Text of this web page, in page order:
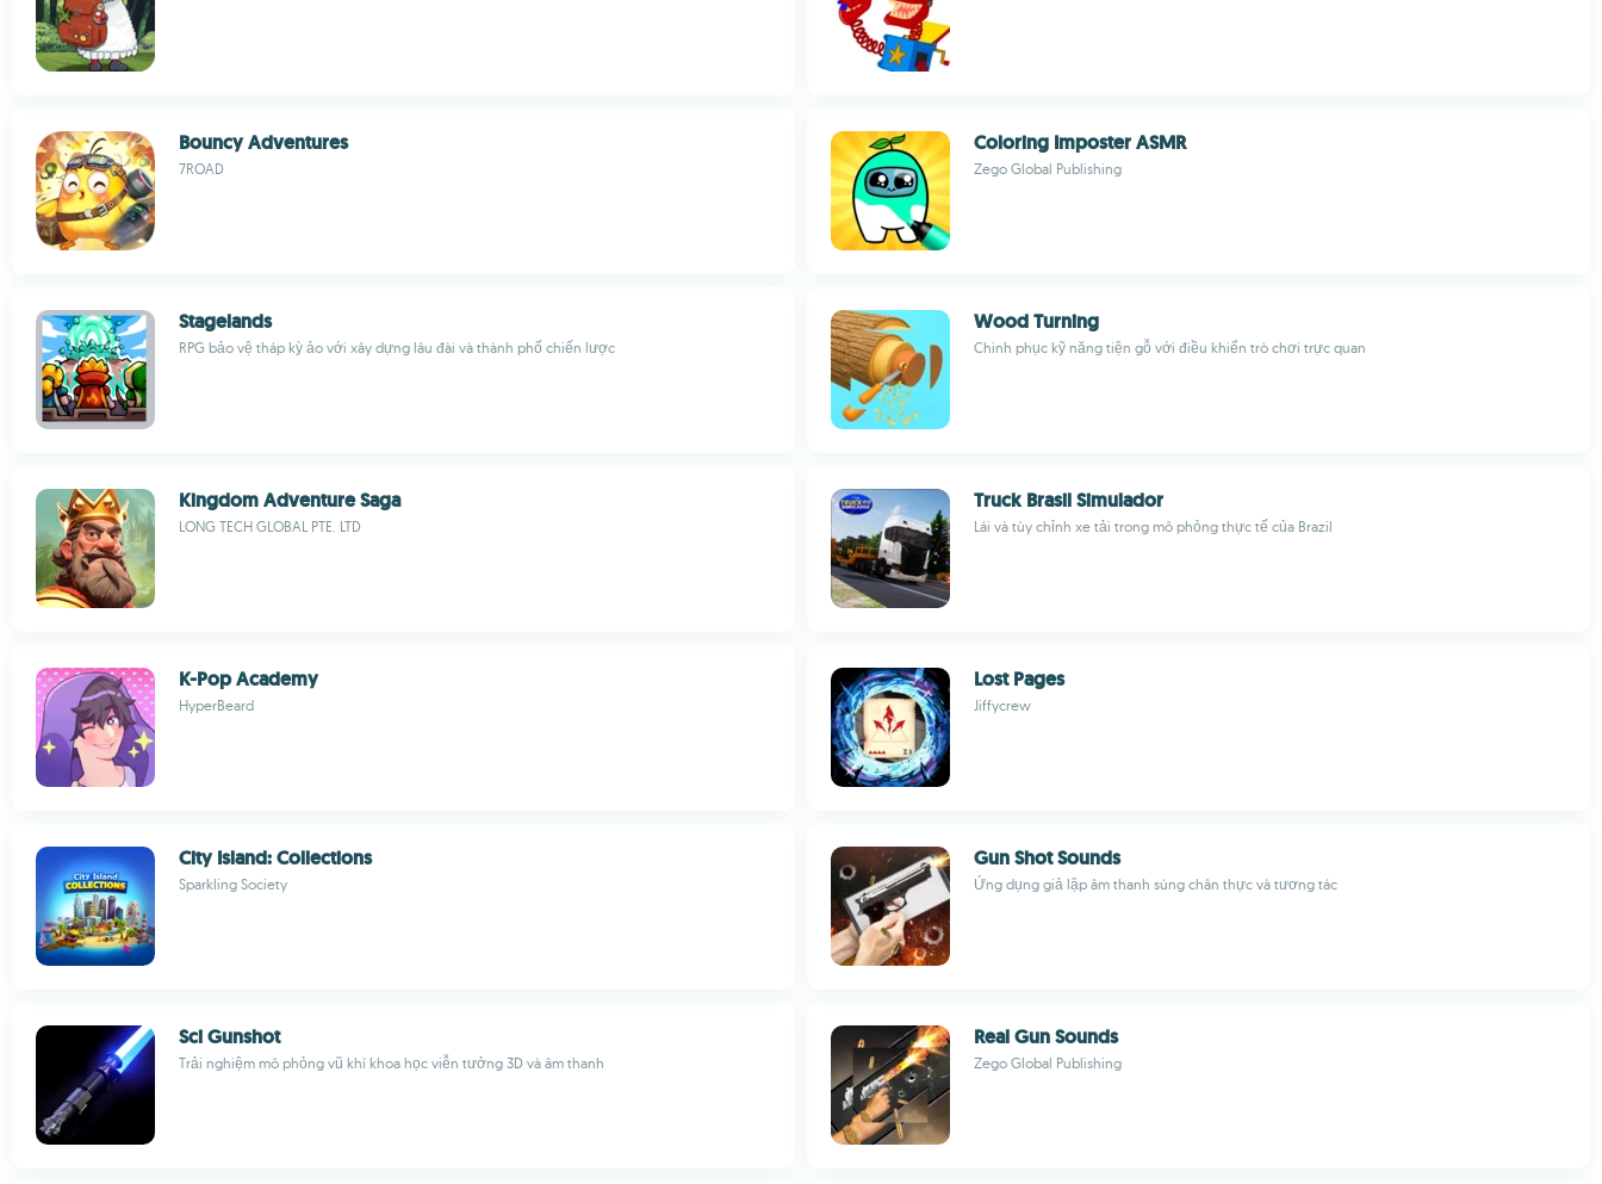
Bouncy Adventures
7ROAD
Coloring Imposter ASMR
Zego Global Publishing
Stagelands
RPG bảo vệ tháp kỳ ảo với xây dựng lâu đài và thành phố chiến lược
Wood Turning
Chinh phục kỹ năng tiện gỗ với điều khiển trò chơi trực quan
Kingdom Adventure Saga
LONG TECH GLOBAL PTE. LTD
Truck Brasil Simulador
Lái và tùy chỉnh xe tải trong mô phỏng thực tế của Brazil
K-Pop Academy
HyperBeard
Lost Pages
Jiffycrew
City Island: Collections
Sparkling Society
Gun Shot Sounds
Ứng dụng giả lập âm thanh súng chân thực và tương tác
Sci Gunshot
Trải nghiệm mô phỏng vũ khí khoa học viễn tưởng 3D và âm thanh
Real Gun Sounds
Zego Global Publishing